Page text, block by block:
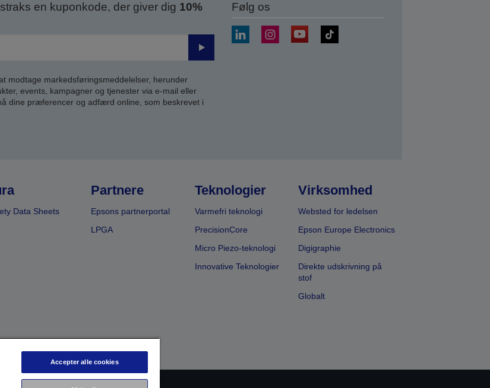
en kuponkode, der giver dig 10%
Send
modtage markedsføringsmeddelelser, herunder
events, kampagner og tjenester via e-mail eller
dine præferencer og adfærd online, som beskrevet i
Følg os
Data Sheets
Partnere
Epsons partnerportal
LPGA
Teknologier
Varmefri teknologi
PrecisionCore
Micro Piezo-teknologi
Innovative Teknologier
Virksomhed
Websted for ledelsen
Epson Europe Electronics
Digigraphie
Direkte udskrivning på
stof
Globalt
Accepter alle cookies